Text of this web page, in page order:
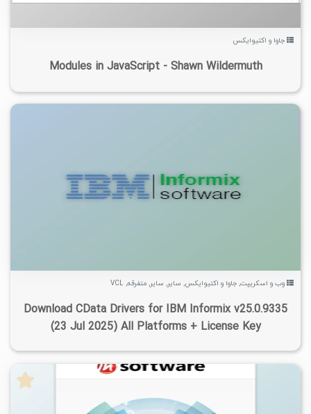
جاوا و اکتیوایکس
Modules in JavaScript - Shawn Wildermuth
۵/۲۷K ۵/۵۴K ۱۴۰۴/۰۶/۲۵ ۱
وب و اسکریپت, جاوا و اکتیوایکس, سایر, سایر, متفرقه,
VCL
Download CData Drivers for IBM Informix v25.0.9335
(23 Jul 2025) All Platforms + License Key